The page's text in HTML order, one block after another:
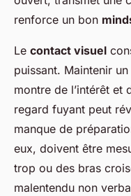
renforce un bon
Le contact visuel
puissant. Maintenir
montre de l’intérêt et
regard fuyant peut
manque de
eux, doivent être
trop ou des bras
malentendu non